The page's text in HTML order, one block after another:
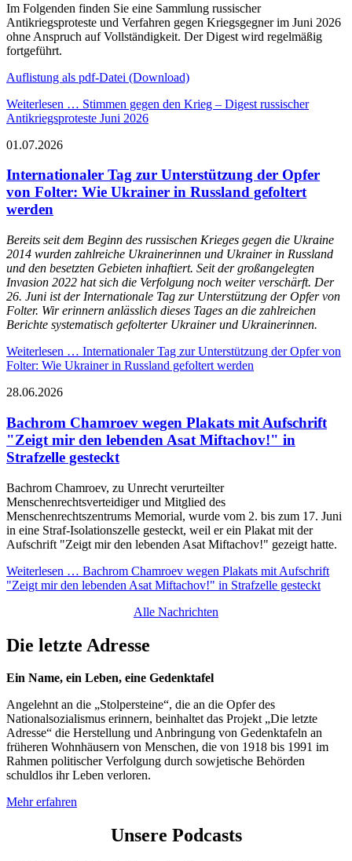
Im Folgenden finden Sie eine Sammlung russischer
Antikriegsproteste und Verfahren gegen Kriegsgegner im Juni 2026
ohne Anspruch auf Vollständigkeit. Der Digest wird regelmäßig
fortgeführt.
Auflistung als pdf-Datei (Download)
Weiterlesen … Stimmen gegen den Krieg – Digest russischer
Antikriegsproteste Juni 2026
01.07.2026
Internationaler Tag zur Unterstützung der Opfer
von Folter: Wie Ukrainer in Russland gefoltert
werden
Bereits seit dem Beginn des russischen Krieges gegen die Ukraine
2014 wurden zahlreiche Ukrainerinnen und Ukrainer in Russland
und den besetzten Gebieten inhaftiert. Seit der großangelegten
Invasion 2022 hat sich die Verfolgung noch weiter verschärft. Der
26. Juni ist der Internationale Tag zur Unterstützung der Opfer von
Folter. Wir erinnern anlässlich dieses Tages an die zahlreichen
Berichte systematisch gefolterter Ukrainer und Ukrainerinnen.
Weiterlesen … Internationaler Tag zur Unterstützung der Opfer von
Folter: Wie Ukrainer in Russland gefoltert werden
28.06.2026
Bachrom Chamroev wegen Plakats mit Aufschrift
"Zeigt mir den lebenden Asat Miftachov!" in
Strafzelle gesteckt
Bachrom Chamroev, zu Unrecht verurteilter
Menschenrechtsverteidiger und Mitglied des
Menschenrechtszentrums Memorial, wurde vom 2. bis zum 17. Juni
in eine Straf-Isolationszelle gesteckt, weil er ein Plakat mit der
Aufschrift "Zeigt mir den lebenden Asat Miftachov!" gezeigt hatte.
Weiterlesen … Bachrom Chamroev wegen Plakats mit Aufschrift
"Zeigt mir den lebenden Asat Miftachov!" in Strafzelle gesteckt
Alle Nachrichten
Die letzte Adresse
Ein Name, ein Leben, eine Gedenktafel
Angelehnt an die „Stolpersteine“, die an die Opfer des
Nationalsozialismus erinnern, beinhaltet das Projekt „Die letzte
Adresse“ die Herstellung und Anbringung von Gedenktafeln an
früheren Wohnhäusern von Menschen, die von 1918 bis 1991 im
Rahmen politischer Verfolgung durch sowjetische Behörden
schuldlos ihr Leben verloren.
Mehr erfahren
Unsere Podcasts